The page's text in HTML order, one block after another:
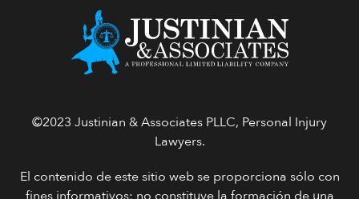
©2023 Justinian & Associates PLLC, Personal Injury
Lawyers.
El contenido de este sitio web se proporciona sólo con